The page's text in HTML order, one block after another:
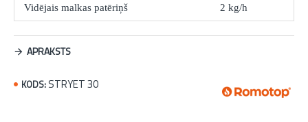
Vidējais malkas patēriņš 2 kg/h
APRAKSTS
KODS: STRYET 30